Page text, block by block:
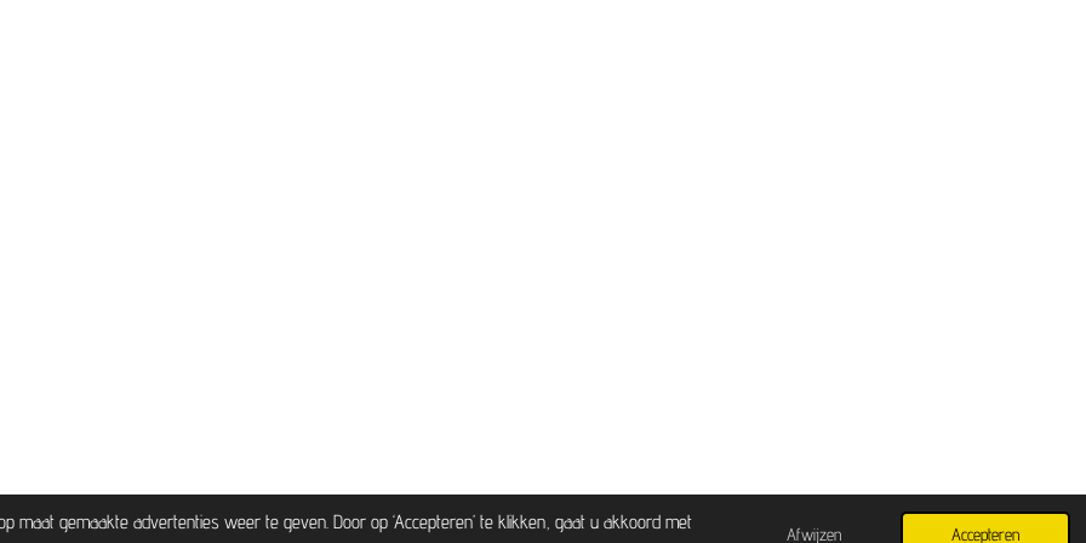
gemaakte advertenties weer te geven. Door op ‘Accepteren’ te klikken, gaat u akkoord met
Afwijzen Accepteren